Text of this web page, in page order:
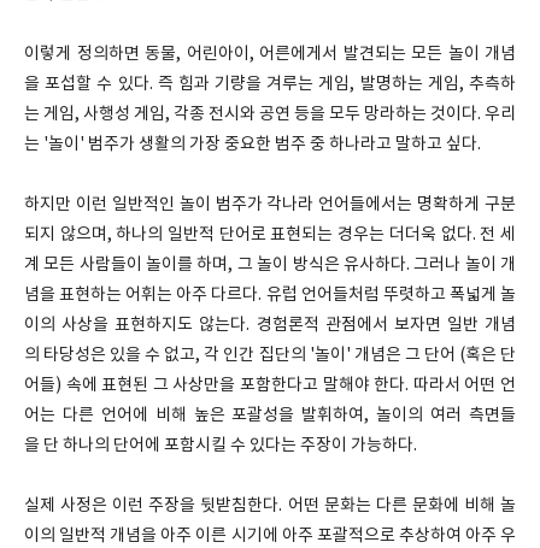
이렇게 정의하면 동물, 어린아이, 어른에게서 발견되는 모든 놀이 개념
을 포섭할 수 있다. 즉 힘과 기량을 겨루는 게임, 발명하는 게임, 추측하
는 게임, 사행성 게임, 각종 전시와 공연 등을 모두 망라하는 것이다. 우리
는 '놀이' 범주가 생활의 가장 중요한 범주 중 하나라고 말하고 싶다.
하지만 이런 일반적인 놀이 범주가 각나라 언어들에서는 명확하게 구분
되지 않으며, 하나의 일반적 단어로 표현되는 경우는 더더욱 없다. 전 세
계 모든 사람들이 놀이를 하며, 그 놀이 방식은 유사하다. 그러나 놀이 개
념을 표현하는 어휘는 아주 다르다. 유럽 언어들처럼 뚜렷하고 폭넓게 놀
이의 사상을 표현하지도 않는다. 경험론적 관점에서 보자면 일반 개념
의 타당성은 있을 수 없고, 각 인간 집단의 '놀이' 개념은 그 단어 (혹은 단
어들) 속에 표현된 그 사상만을 포함한다고 말해야 한다. 따라서 어떤 언
어는 다른 언어에 비해 높은 포괄성을 발휘하여, 놀이의 여러 측면들
을 단 하나의 단어에 포함시킬 수 있다는 주장이 가능하다.
실제 사정은 이런 주장을 뒷받침한다. 어떤 문화는 다른 문화에 비해 놀
이의 일반적 개념을 아주 이른 시기에 아주 포괄적으로 추상하여 아주 우